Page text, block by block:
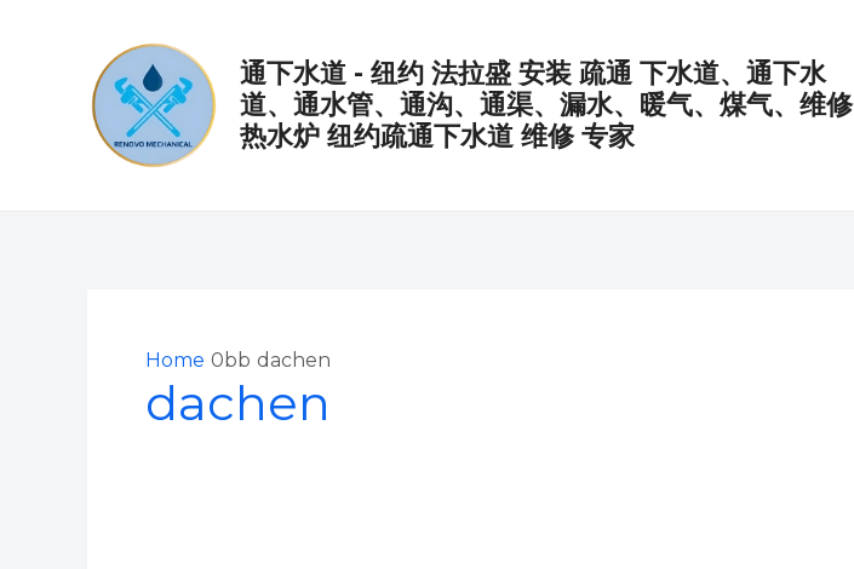
通下水道 - 纽约 法拉盛 安装 疏通 下水道、通下水
道、通水管、通沟、通渠、漏水、暖气、煤气、维修
热水炉 纽约疏通下水道 维修 专家
Home dachen
dachen